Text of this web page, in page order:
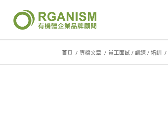
首頁 / 專欄文章 / 員工面試 / 訓練 / 培訓 /